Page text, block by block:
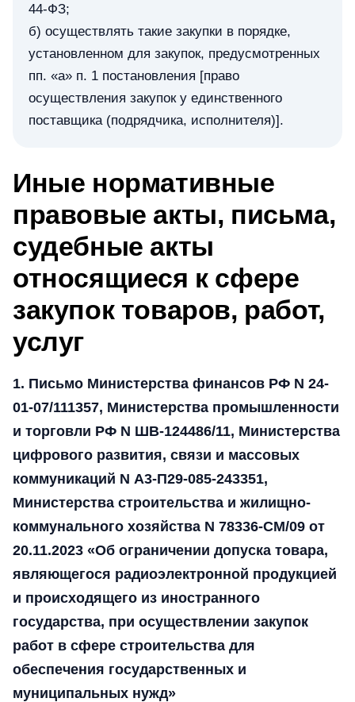
44-ФЗ;
б) осуществлять такие закупки в порядке,
установленном для закупок, предусмотренных
пп. «а» п. 1 постановления [право
осуществления закупок у единственного
поставщика (подрядчика, исполнителя)].
Иные нормативные
правовые акты, письма,
судебные акты
относящиеся к сфере
закупок товаров, работ,
услуг
1. Письмо Министерства финансов РФ N 24-
01-07/111357, Министерства промышленности
и торговли РФ N ШВ-124486/11, Министерства
цифрового развития, связи и массовых
коммуникаций N А3-П29-085-243351,
Министерства строительства и жилищно-
коммунального хозяйства N 78336-СМ/09 от
20.11.2023 «Об ограничении допуска товара,
являющегося радиоэлектронной продукцией
и происходящего из иностранного
государства, при осуществлении закупок
работ в сфере строительства для
обеспечения государственных и
муниципальных нужд»